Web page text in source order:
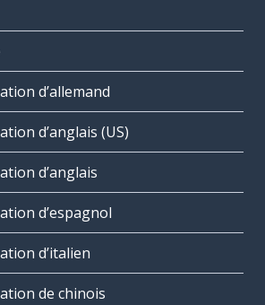
d’allemand
d’anglais (US)
d’anglais
d’espagnol
d’italien
de chinois